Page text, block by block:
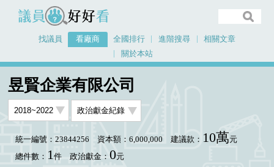
議員好好看
找議員 看廠商 全國排行 進階搜尋
相關文章
關於本站
昱賢企業有限公司
統一編號：23844256 資本額：6,000,000 建議款： 10萬元
總件數： 1件 政治獻金： 0元